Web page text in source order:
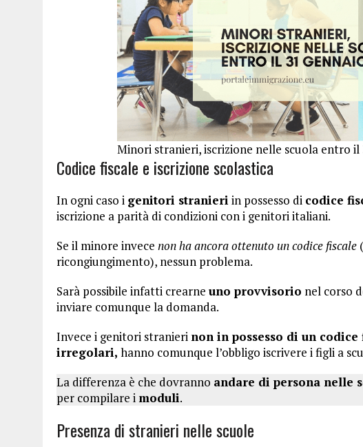
Minori stranieri, iscrizione nelle scuola entro il
Codice fiscale e iscrizione scolastica
In ogni caso i genitori stranieri in possesso di codice
iscrizione a parità di condizioni con i genitori italiani.
Se il minore invece non ha ancora ottenuto un codice fiscale
ricongiungimento), nessun problema.
Sarà possibile infatti crearne uno provvisorio nel corso
inviare comunque la domanda.
Invece i genitori stranieri non in possesso di un codice
irregolari, hanno comunque l’obbligo iscrivere i figli a
La differenza è che dovranno andare di persona nelle
per compilare i moduli.
Presenza di stranieri nelle scuole